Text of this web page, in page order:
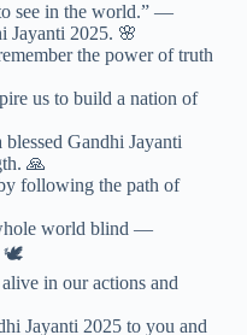
see in the world.” —
Jayanti 2025. 🌸
the power of truth
us to build a nation of
Gandhi Jayanti
🙏
following the path of
world blind —
🕊️
in our actions and
Jayanti 2025 to you and